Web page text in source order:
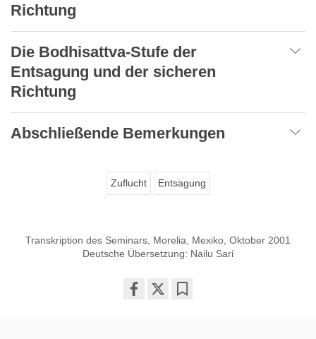
Richtung
Die Bodhisattva-Stufe der
Entsagung und der sicheren
Richtung
Abschließende Bemerkungen
Zuflucht Entsagung
Transkription des Seminars, Morelia, Mexiko, Oktober 2001
Deutsche Übersetzung: Nailu Sari